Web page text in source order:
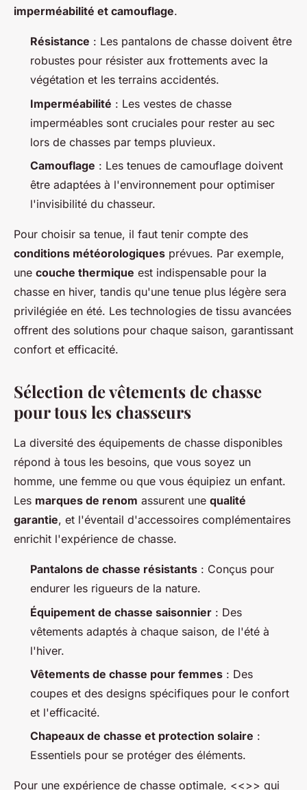
imperméabilité et camouflage.
Résistance : Les pantalons de chasse doivent être
robustes pour résister aux frottements avec la
végétation et les terrains accidentés.
Imperméabilité : Les vestes de chasse
imperméables sont cruciales pour rester au sec
lors de chasses par temps pluvieux.
Camouflage : Les tenues de camouflage doivent
être adaptées à l'environnement pour optimiser
l'invisibilité du chasseur.
Pour choisir sa tenue, il faut tenir compte des
conditions météorologiques prévues. Par exemple,
une couche thermique est indispensable pour la
chasse en hiver, tandis qu'une tenue plus légère sera
privilégiée en été. Les technologies de tissu avancées
offrent des solutions pour chaque saison, garantissant
confort et efficacité.
Sélection de vêtements de chasse
pour tous les chasseurs
La diversité des équipements de chasse disponibles
répond à tous les besoins, que vous soyez un
homme, une femme ou que vous équipiez un enfant.
Les marques de renom assurent une qualité
garantie, et l'éventail d'accessoires complémentaires
enrichit l'expérience de chasse.
Pantalons de chasse résistants : Conçus pour
endurer les rigueurs de la nature.
Équipement de chasse saisonnier : Des
vêtements adaptés à chaque saison, de l'été à
l'hiver.
Vêtements de chasse pour femmes : Des
coupes et des designs spécifiques pour le confort
et l'efficacité.
Chapeaux de chasse et protection solaire :
Essentiels pour se protéger des éléments.
Pour une expérience de chasse optimale, <<>> qui